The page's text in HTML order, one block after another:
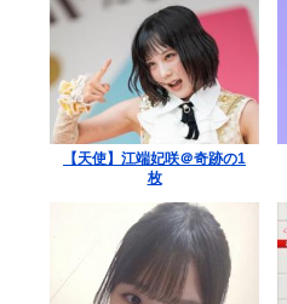
【天使】江端妃咲＠奇跡の1
枚